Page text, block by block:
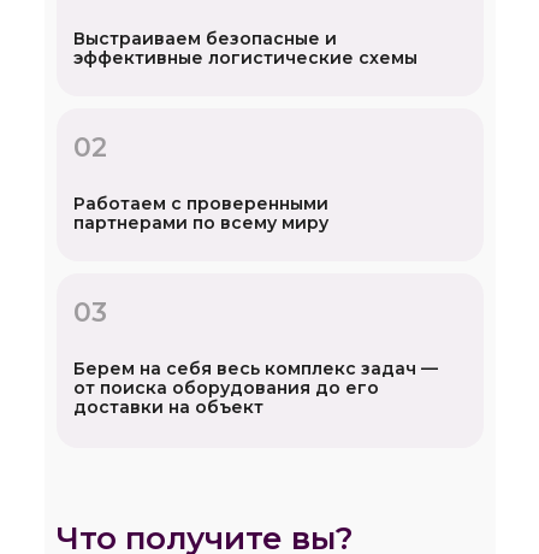
Выстраиваем безопасные и
эффективные логистические схемы
02
Работаем с проверенными
партнерами по всему миру
03
Берем на себя весь комплекс задач —
от поиска оборудования до его
доставки на объект
Что получите вы?